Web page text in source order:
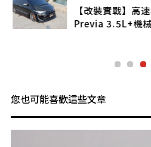
【改裝實戰】高
Previa 3.5L+機
您也可能喜歡這些文章